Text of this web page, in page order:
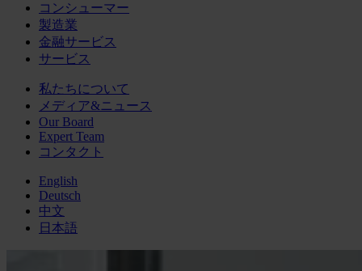
コンシューマー
製造業
金融サービス
サービス
私たちについて
メディア&ニュース
Our Board
Expert Team
コンタクト
English
Deutsch
中文
日本語